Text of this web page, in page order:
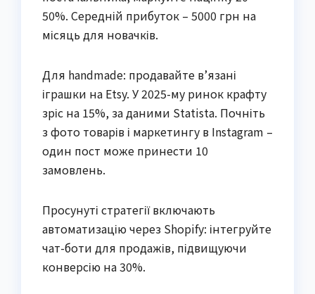
50%. Середній прибуток – 5000 грн на
місяць для новачків.
Для handmade: продавайте в’язані
іграшки на Etsy. У 2025-му ринок крафту
зріс на 15%, за даними Statista. Почніть
з фото товарів і маркетингу в Instagram –
один пост може принести 10
замовлень.
Просунуті стратегії включають
автоматизацію через Shopify: інтегруйте
чат-боти для продажів, підвищуючи
конверсію на 30%.